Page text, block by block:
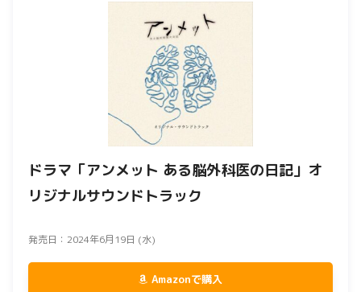
ドラマ「アンメット ある脳外科医の日記」オ
リジナルサウンドトラック
発売日：2024年6月19日 (水)
Amazonで購入